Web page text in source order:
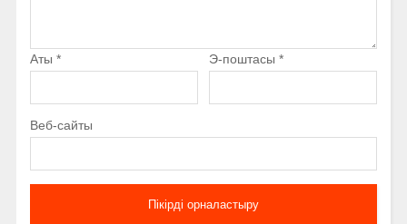
Аты * Э-поштасы *
Веб-сайты